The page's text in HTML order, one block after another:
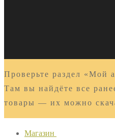
Проверьте раздел «Мой
Там вы найдёте все
товары — их можно
Магазин